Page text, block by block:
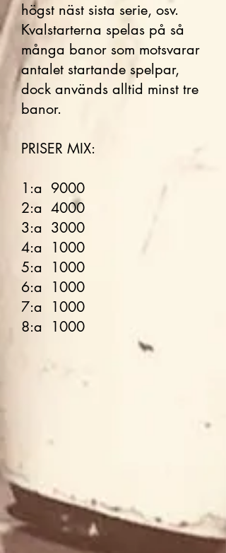
högst näst sista serie, osv.
Kvalstarterna spelas på så
många banor som motsvarar
antalet startande spelpar,
dock används alltid minst tre
banor.
PRISER MIX:
1:a 9000
2:a 4000
3:a 3000
4:a 1000
5:a 1000
6:a 1000
7:a 1000
8:a 1000